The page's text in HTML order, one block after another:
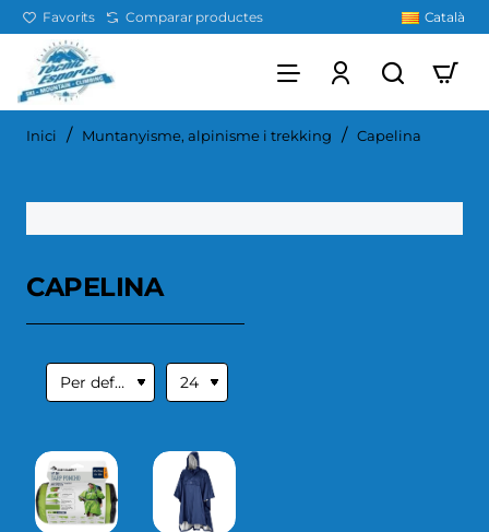
Favorits Comparar productes Català
Inici homeMuntanyisme, alpinisme i trekking Capelina
CAPELINA